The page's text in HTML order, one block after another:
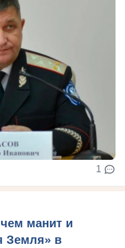
1
манит и
Земля» в